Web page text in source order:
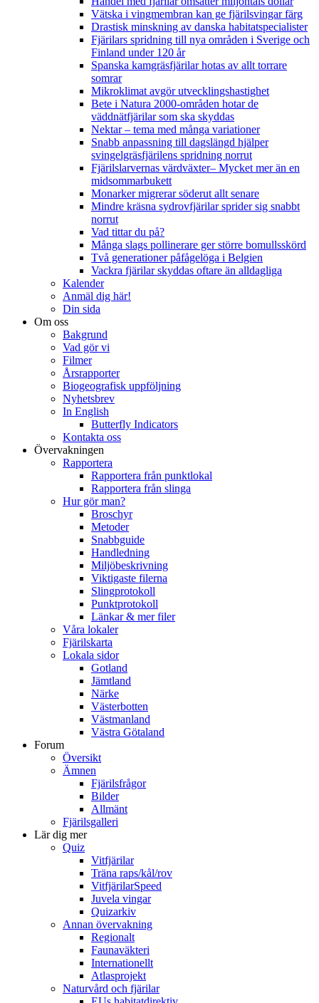
Vätska i vingmembran kan ge fjärilsvingar färg
Drastisk minskning av danska habitatspecialister
Fjärilars spridning till nya områden i Sverige och
Finland under 120 år
Spanska kamgräsfjärilar hotas av allt torrare
somrar
Mikroklimat avgör utvecklingshastighet
Bete i Natura 2000-områden hotar de
väddnätfjärilar som ska skyddas
Nektar – tema med många variationer
Snabb anpassning till dagslängd hjälper
svingelgräsfjärilens spridning norrut
Fjärilslarvernas värdväxter– Mycket mer än en
midsommarbukett
Monarker migrerar söderut allt senare
Mindre kräsna sydrovfjärilar sprider sig snabbt
norrut
Vad tittar du på?
Många slags pollinerare ger större bomullsskörd
Två generationer påfågelöga i Belgien
Vackra fjärilar skyddas oftare än alldagliga
Kalender
Anmäl dig här!
Din sida
Om oss
Bakgrund
Vad gör vi
Filmer
Årsrapporter
Biogeografisk uppföljning
Nyhetsbrev
In English
Butterfly Indicators
Kontakta oss
Övervakningen
Rapportera
Rapportera från punktlokal
Rapportera från slinga
Hur gör man?
Broschyr
Metoder
Snabbguide
Handledning
Miljöbeskrivning
Viktigaste filerna
Slingprotokoll
Punktprotokoll
Länkar & mer filer
Våra lokaler
Fjärilskarta
Lokala sidor
Gotland
Jämtland
Närke
Västerbotten
Västmanland
Västra Götaland
Forum
Översikt
Ämnen
Fjärilsfrågor
Bilder
Allmänt
Fjärilsgalleri
Lär dig mer
Quiz
Vitfjärilar
Träna raps/kål/rov
VitfjärilarSpeed
Juvela vingar
Quizarkiv
Annan övervakning
Regionalt
Faunaväkteri
Internationellt
Atlasprojekt
Naturvård och fjärilar